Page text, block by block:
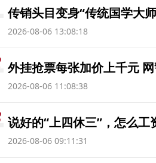
传销头目变身“传统国学大
2026-08-06 13:08:18
外挂抢票每张加价上千元
2026-08-06 11:08:38
说好的“上四休三”，怎么工
2026-08-06 09:11:31